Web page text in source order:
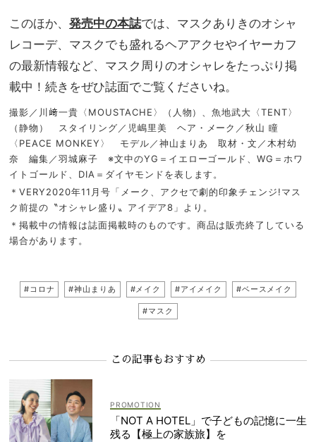
このほか、 発売中の本誌では、マスクありきのオシャ
レコーデ、マスクでも盛れるヘアアクセやイヤーカフ
の最新情報など、マスク周りのオシャレをたっぷり掲
載中！続きをぜひ誌面でご覧くださいね。
撮影／川﨑一貴〈MOUSTACHE〉（人物）、魚地武大〈TENT〉
（静物） スタイリング／児嶋里美 ヘア・メーク／秋山 瞳
〈PEACE MONKEY〉 モデル／神山まりあ 取材・文／木村幼
奈 編集／羽城麻子 ※文中のYG＝イエローゴールド、WG＝ホワ
イトゴールド、DIA＝ダイヤモンドを表します。
＊VERY2020年11月号「メーク、アクセで劇的印象チェンジ!マス
ク前提の〝オシャレ盛り〟アイデア8」より。
＊掲載中の情報は誌面掲載時のものです。商品は販売終了している
場合があります。
#コロナ #神山まりあ #メイク #アイメイク #ベースメイク
#マスク
この記事もおすすめ
「NOT A HOTEL」で子どもの記憶に一生
残る【極上の家族旅】を